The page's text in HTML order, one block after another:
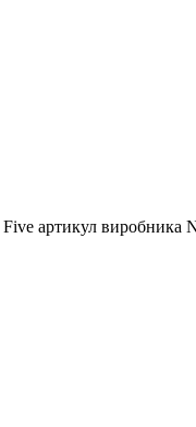
артикул виробника